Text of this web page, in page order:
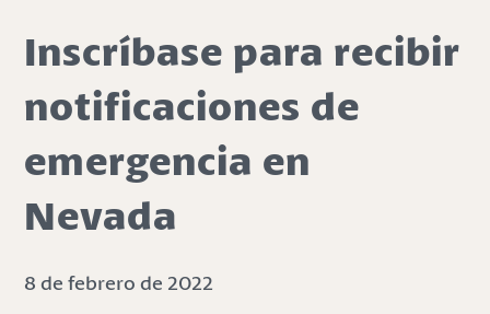
Inscríbase para recibir
notificaciones de
emergencia en
Nevada
8 de febrero de 2022